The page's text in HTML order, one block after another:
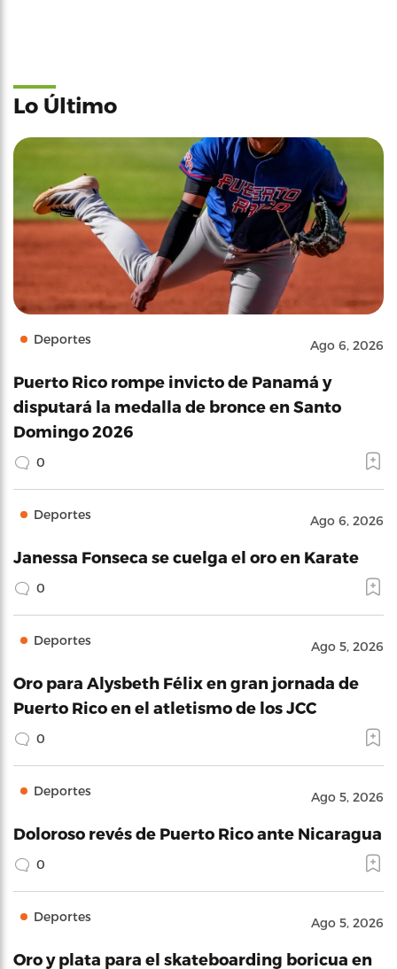
Lo Último
Deportes Ago 6, 2026
Puerto Rico rompe invicto de Panamá y
disputará la medalla de bronce en Santo
Domingo 2026
0
Deportes Ago 6, 2026
Janessa Fonseca se cuelga el oro en Karate
0
Deportes Ago 5, 2026
Oro para Alysbeth Félix en gran jornada de
Puerto Rico en el atletismo de los JCC
0
Deportes Ago 5, 2026
Doloroso revés de Puerto Rico ante Nicaragua
0
Deportes Ago 5, 2026
Oro y plata para el skateboarding boricua en